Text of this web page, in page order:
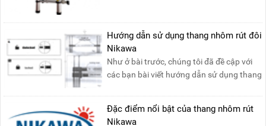
Hướng dẫn sử dụng thang nhôm rút đôi
Nikawa
Như ở bài trước, chúng tôi đã đề cập với
các bạn bài viết hướng dẫn sử dụng thang
Đặc điểm nổi bật của thang nhôm rút
Nikawa